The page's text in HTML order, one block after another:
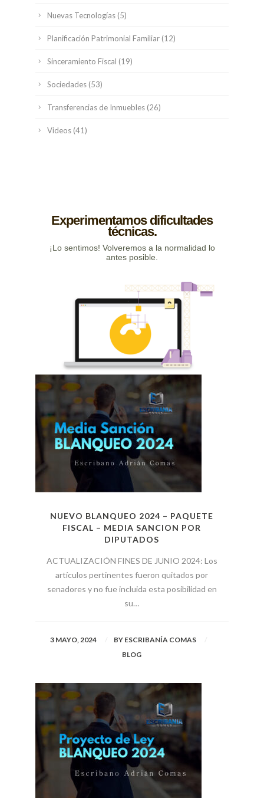
Nuevas Tecnologías(5)
Planificación Patrimonial Familiar(12)
Sinceramiento Fiscal (19)
Sociedades(53)
Transferencias de Inmuebles(26)
Videos(41)
NUEVO BLANQUEO 2024 – PAQUETE
FISCAL – MEDIA SANCION POR
DIPUTADOS
ACTUALIZACIÓN FINES DE JUNIO 2024: Los
artículos pertinentes fueron quitados por
senadores y no fue incluida esta posibilidad en
su…
3 MAYO, 2024 BY ESCRIBANÍA COMAS
BLOG